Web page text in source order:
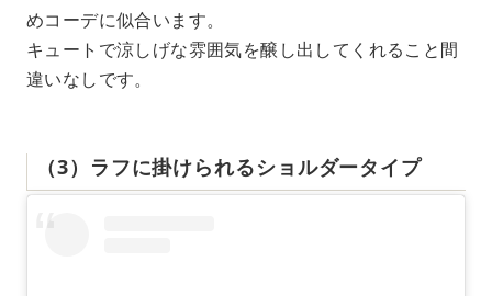
めコーデに似合います。
キュートで涼しげな雰囲気を醸し出してくれること間
違いなしです。
（3）ラフに掛けられるショルダータイプ